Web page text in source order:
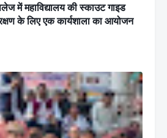
में महाविद्यालय की स्काउट गाइड
के लिए एक कार्यशाला का आयोजन